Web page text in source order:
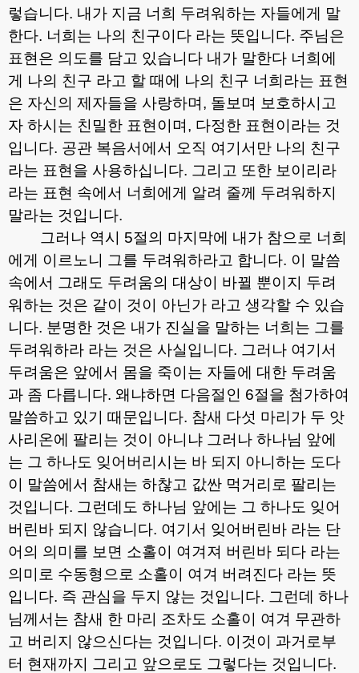
렇습니다. 내가 지금 너희 두려워하는 자들에게 말
한다. 너희는 나의 친구이다 라는 뜻입니다. 주님은
표현은 의도를 담고 있습니다 내가 말한다 너희에
게 나의 친구 라고 할 때에 나의 친구 너희라는 표현
은 자신의 제자들을 사랑하며 , 돌보며 보호하시고
자 하시는 친밀한 표현이며 , 다정한 표현이라는 것
입니다. 공관 복음서에서 오직 여기서만 나의 친구
라는 표현을 사용하십니다. 그리고 또한 보이리라
라는 표현 속에서 너희에게 알려 줄께 두려워하지
말라는 것입니다.
그러나 역시 5절의 마지막에 내가 참으로 너희
에게 이르노니 그를 두려워하라고 합니다. 이 말씀
속에서 그래도 두려움의 대상이 바뀔 뿐이지 두려
워하는 것은 같이 것이 아닌가 라고 생각할 수 있습
니다. 분명한 것은 내가 진실을 말하는 너희는 그를
두려워하라 라는 것은 사실입니다. 그러나 여기서
두려움은 앞에서 몸을 죽이는 자들에 대한 두려움
과 좀 다릅니다. 왜냐하면 다음절인 6절을 첨가하여
말씀하고 있기 때문입니다. 참새 다섯 마리가 두 앗
사리온에 팔리는 것이 아니냐 그러나 하나님 앞에
는 그 하나도 잊어버리시는 바 되지 아니하는 도다
이 말씀에서 참새는 하찮고 값싼 먹거리로 팔리는
것입니다. 그런데도 하나님 앞에는 그 하나도 잊어
버린바 되지 않습니다. 여기서 잊어버린바 라는 단
어의 의미를 보면 소홀이 여겨져 버린바 되다 라는
의미로 수동형으로 소홀이 여겨 버려진다 라는 뜻
입니다. 즉 관심을 두지 않는 것입니다. 그런데 하나
님께서는 참새 한 마리 조차도 소홀이 여겨 무관하
고 버리지 않으신다는 것입니다. 이것이 과거로부
터 현재까지 그리고 앞으로도 그렇다는 것입니다.